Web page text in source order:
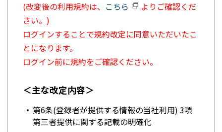
(改変後の利用規約は、 こちら
よりご確認くだ
さい。)
ログインすることで規約改定に同意いただいたこ
とになります。
ログイン前に規約をご確認ください。
＜主な改定内容＞
第6条(登録者が提供する情報の当社利用) 3項
第三者提供に関する記載の明確化